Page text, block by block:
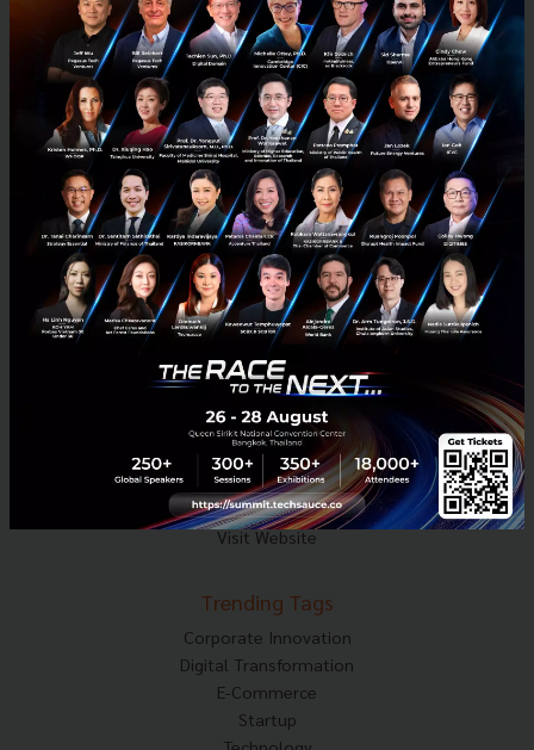
E-mail :contact@techsauce.co
Tel : 02-001-5375
Mobile : 06-4658-9500
Techsauce Media
About Techsauce
Techsauce Services
Privacy Policy
ส่งบทความ
Techsauce Global Summit
Visit Website
Trending Tags
Corporate Innovation
Digital Transformation
E-Commerce
Startup